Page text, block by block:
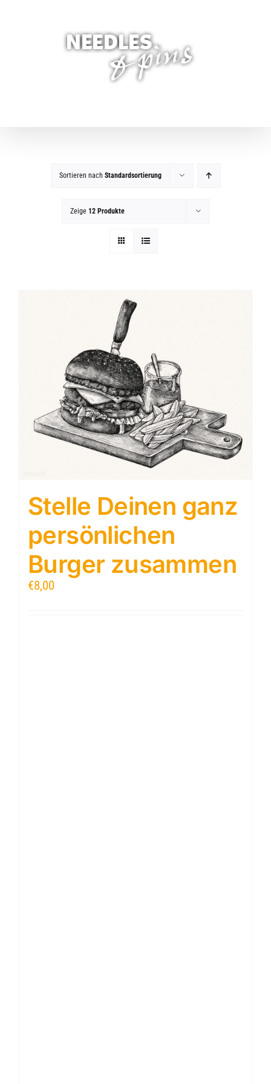
Sortieren nach Standardsortierung
Zeige 12 Produkte
Stelle Deinen ganz
persönlichen
Burger zusammen
€8,00